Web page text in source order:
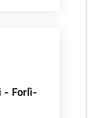
- Forlì-